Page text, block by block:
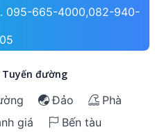
095-665-4000,082-940-
đường
Đảo
Phà
giá
Bến tàu